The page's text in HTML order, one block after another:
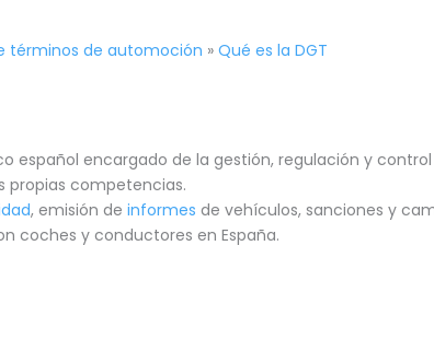
términos de automoción » Qué es la DGT
español encargado de la gestión, regulación y
propias competencias.
, emisión de informes de vehículos, sanciones y
coches y conductores en España.